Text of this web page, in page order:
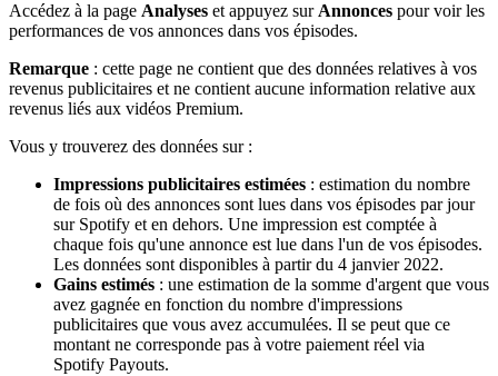
Accédez à la page Analyses et appuyez sur Annonces pour voir les
performances de vos annonces dans vos épisodes.
Remarque : cette page ne contient que des données relatives à vos
revenus publicitaires et ne contient aucune information relative aux
revenus liés aux vidéos Premium.
Vous y trouverez des données sur :
Impressions publicitaires estimées : estimation du nombre
de fois où des annonces sont lues dans vos épisodes par jour
sur Spotify et en dehors. Une impression est comptée à
chaque fois qu'une annonce est lue dans l'un de vos épisodes.
Les données sont disponibles à partir du 4 janvier 2022.
Gains estimés : une estimation de la somme d'argent que vous
avez gagnée en fonction du nombre d'impressions
publicitaires que vous avez accumulées. Il se peut que ce
montant ne corresponde pas à votre paiement réel via
Spotify Payouts.